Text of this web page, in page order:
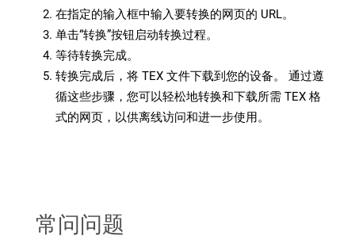
在指定的输入框中输入要转换的网页的 URL。
单击“转换”按钮启动转换过程。
等待转换完成。
转换完成后，将 TEX 文件下载到您的设备。 通过遵
循这些步骤，您可以轻松地转换和下载所需 TEX 格
式的网页，以供离线访问和进一步使用。
常问问题